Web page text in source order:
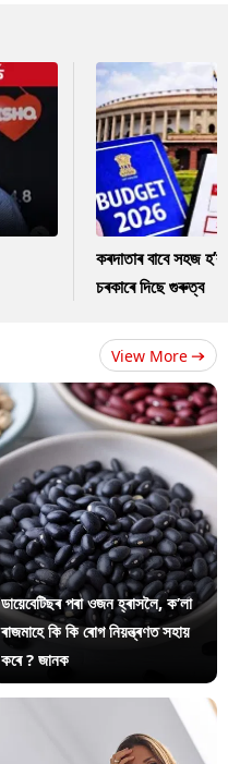
কৰদাতাৰ বাবে সহজ
চৰকাৰে দিছে গুৰুত্ব
View More
ডায়েবেটিছৰ পৰা ওজন হ্ৰাসলৈ, ক’লা
ৰাজমাহে কি কি ৰোগ নিয়ন্ত্ৰণত সহায়
কৰে ? জানক